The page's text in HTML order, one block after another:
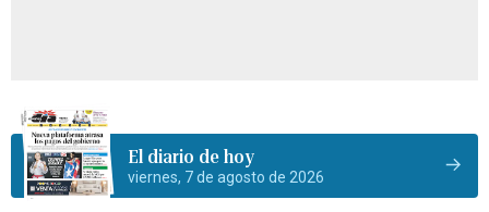
El diario de hoy
viernes, 7 de agosto de 2026